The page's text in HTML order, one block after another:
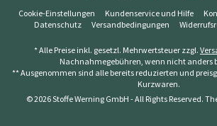
Cookie-Einstellungen Kundenservice und Hilfe
Datenschutz
Versandbedingungen
* Alle Preise inkl. gesetzl. Mehrwertsteuer zzgl.
Nachnahmegebühren, wenn nicht anders
** Ausgenommen sind alle bereits reduzierten und
Kurzwaren.
© 2026 Stoffe Werning GmbH - All Rights Reserved.